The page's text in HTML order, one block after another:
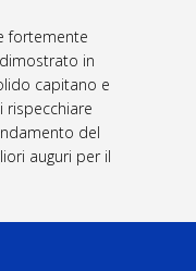
fortemente
in
capitano e
del
auguri per il